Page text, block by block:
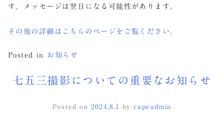
す。メッセージは翌日になる可能性があります。
その他の詳細はこちらのページをご覧ください。
Posted in お知らせ
七五三撮影についての重要なお知らせ
Posted on 2024.8.1 by capeadmin